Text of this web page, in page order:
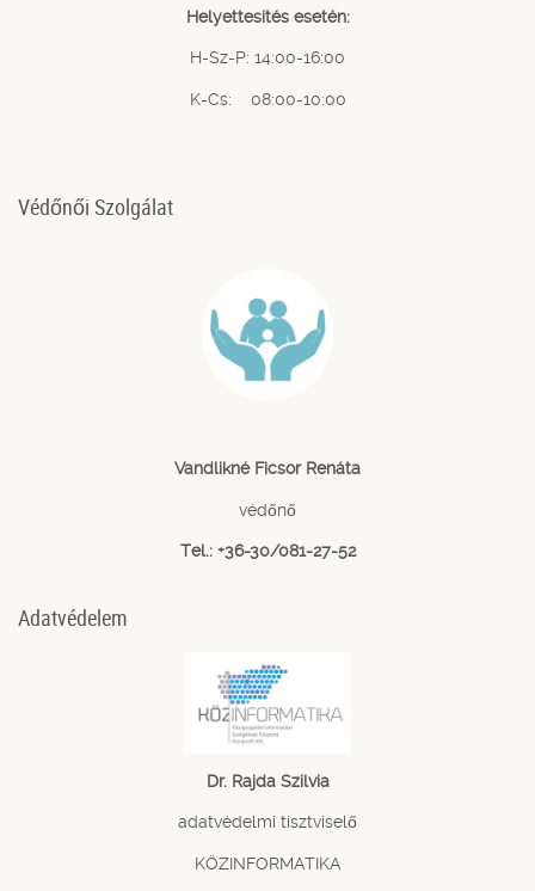
Helyettesítés esetén:
H-Sz-P: 14:00-16:00
K-Cs: 08:00-10:00
Védőnői Szolgálat
Vandlikné Ficsor Renáta
védőnő
Tel.: +36-30/081-27-52
Adatvédelem
Dr. Rajda Szilvia
adatvédelmi tisztviselő
KÖZINFORMATIKA